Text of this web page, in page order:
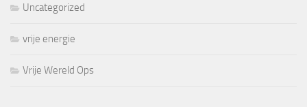
Uncategorized
vrije energie
Vrije Wereld Ops